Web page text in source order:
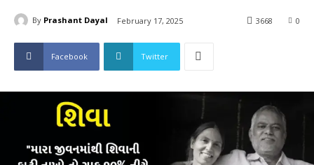
By Prashant Dayal February 17, 2025 0
3668
Facebook Twitter